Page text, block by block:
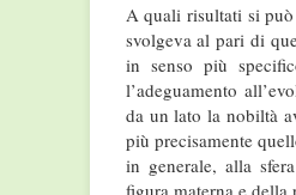
A quali risultati si
svolgeva al pari di
in senso più
l’adeguamento
da un lato la nobiltà
più precisamente
in generale, alla
figura materna e